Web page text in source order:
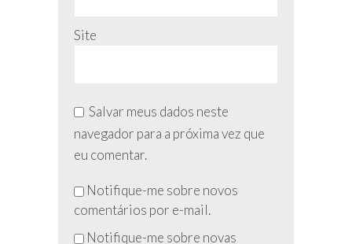
Site
Salvar meus dados neste
navegador para a próxima vez que
eu comentar.
Não
preencha
esse
Notifique-me sobre novos
comentários por e-mail.
Notifique-me sobre novas